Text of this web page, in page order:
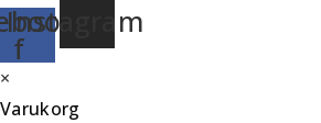
f
Instagram
×
Varukorg